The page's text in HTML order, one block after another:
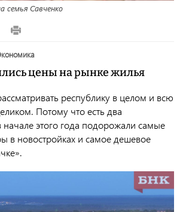
семья Савченко
экономика
цены на рынке жилья
республику в целом и всю
Потому что есть два
этого года подорожали самые
в новостройках и самое дешевое